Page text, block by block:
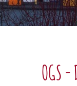
OGS